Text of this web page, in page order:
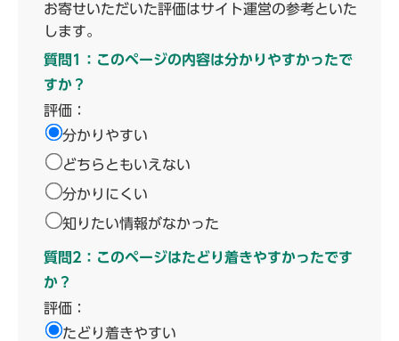
お寄せいただいた評価はサイト運営の参考といた
します。
質問1：このページの内容は分かりやすかったで
すか？
評価：
分かりやすい
どちらともいえない
分かりにくい
知りたい情報がなかった
質問2：このページはたどり着きやすかったです
か？
評価：
たどり着きやすい